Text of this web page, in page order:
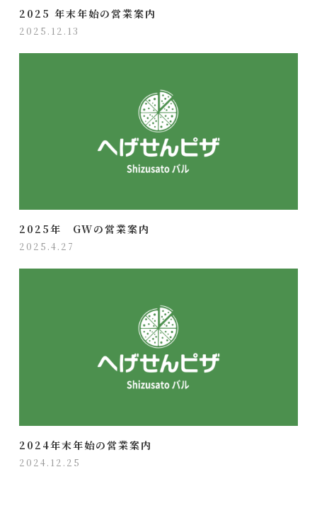
2025 年末年始の営業案内
2025.12.13
2025年 GWの営業案内
2025.4.27
2024年末年始の営業案内
2024.12.25